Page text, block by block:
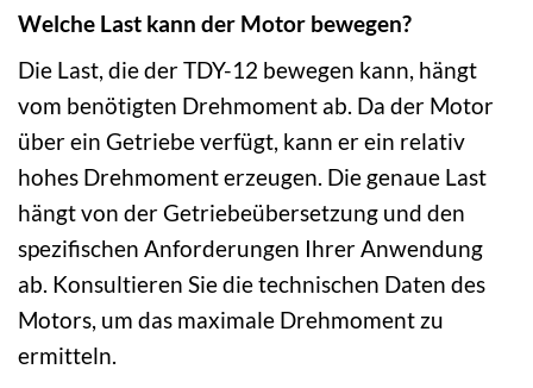
Welche Last kann der Motor bewegen?
Die Last, die der TDY-12 bewegen kann, hängt
vom benötigten Drehmoment ab. Da der Motor
über ein Getriebe verfügt, kann er ein relativ
hohes Drehmoment erzeugen. Die genaue Last
hängt von der Getriebeübersetzung und den
spezifischen Anforderungen Ihrer Anwendung
ab. Konsultieren Sie die technischen Daten des
Motors, um das maximale Drehmoment zu
ermitteln.